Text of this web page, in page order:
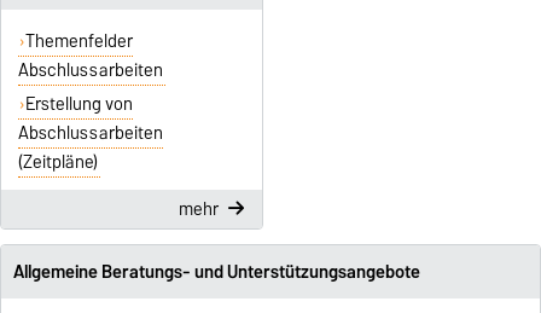
Themenfelder
Abschlussarbeiten
Erstellung von
Abschlussarbeiten
(Zeitpläne)
mehr
Allgemeine Beratungs- und Unterstützungsangebote